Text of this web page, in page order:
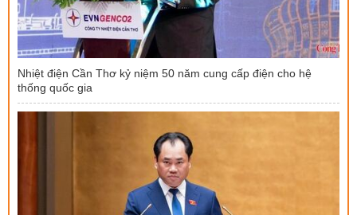
Nhiệt điện Cần Thơ kỷ niệm 50 năm cung cấp điện cho hệ
thống quốc gia